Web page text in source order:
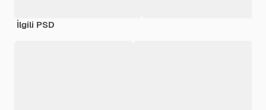
İlgili PSD